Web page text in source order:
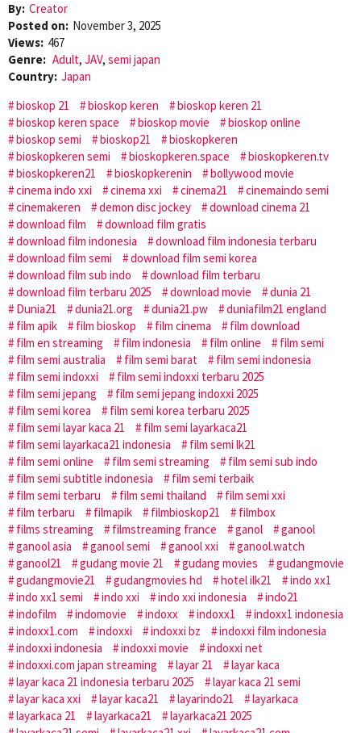
By: Creator
Posted on: November 3, 2025
Views: 467
Genre: Adult, JAV, semi japan
Country: Japan
bioskop 21
bioskop keren
bioskop keren 21
bioskop keren space
bioskop movie
bioskop online
bioskop semi
bioskop21
bioskopkeren
bioskopkeren semi
bioskopkeren.space
bioskopkeren.tv
bioskopkeren21
bioskopkerenin
bollywood movie
cinema indo xxi
cinema xxi cinema21
cinemaindo semi
cinemakeren
demon disc jockey
download cinema 21
download film
download film gratis
download film indonesia
download film indonesia terbaru
download film semi
download film semi korea
download film sub indo
download film terbaru
download film terbaru 2025
download movie
dunia 21
Dunia21
dunia21.org dunia21.pw
duniafilm21 england
film apik
film bioskop film cinema
film download
film en streaming
film indonesia film online
film semi
film semi australia
film semi barat
film semi indonesia
film semi indoxxi
film semi indoxxi terbaru 2025
film semi jepang
film semi jepang indoxxi 2025
film semi korea
film semi korea terbaru 2025
film semi layar kaca 21
film semi layarkaca21
film semi layarkaca21 indonesia
film semi lk21
film semi online
film semi streaming
film semi sub indo
film semi subtitle indonesia
film semi terbaik
film semi terbaru
film semi thailand
film semi xxi
film terbaru
filmapik filmbioskop21
filmbox
films streaming
filmstreaming france ganol
ganool
ganool asia
ganool semi ganool xxi
ganool.watch
ganool21
gudang movie 21 gudang movies
gudangmovie
gudangmovie21
gudangmovies hd hotel ilk21
indo xx1
indo xx1 semi
indo xxi indo xxi indonesia
indo21
indofilm
indomovie indoxx indoxx1
indoxx1 indonesia
indoxx1.com
indoxxi indoxxi bz
indoxxi film indonesia
indoxxi indonesia
indoxxi movie
indoxxi net
indoxxi.com japan streaming
layar 21
layar kaca
layar kaca 21 indonesia terbaru 2025
layar kaca 21 semi
layar kaca xxi
layar kaca21 layarindo21
layarkaca
layarkaca 21
layarkaca21
layarkaca21 2025